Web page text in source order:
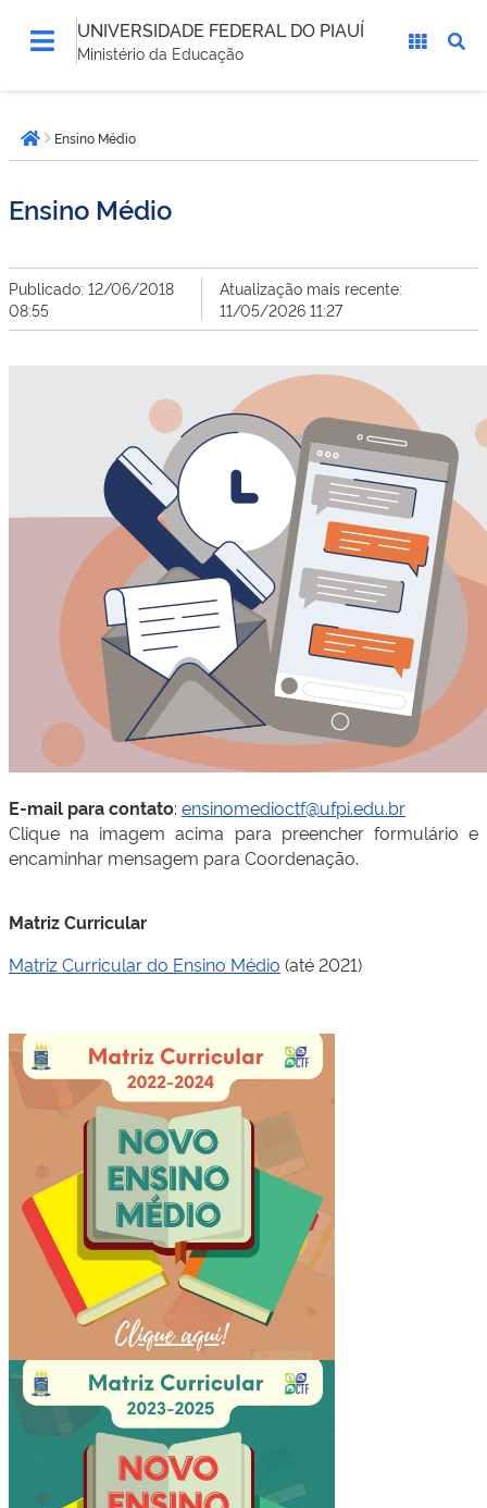
UNIVERSIDADE FEDERAL DO PIAUÍ
Ministério da Educação
está
aqui:Página inicial
Ensino Médio
Ensino Médio
Publicado: 12/06/2018
08:55
Atualização mais recente:
11/05/2026 11:27
E-mail para contato: ensinomedioctf@ufpi.edu.br
Clique na imagem acima para preencher formulário e
encaminhar mensagem para Coordenação.
Matriz Curricular
Matriz Curricular do Ensino Médio (até 2021)